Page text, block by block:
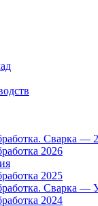
Сварка —
2026
2025
Сварка —
2024